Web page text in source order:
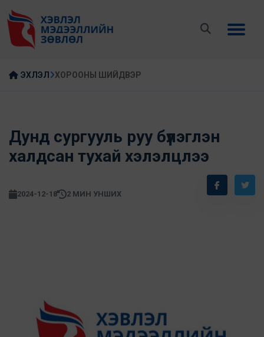
ЭХЛЭЛ ХОРООНЫ ШИЙДВЭР
Дунд сургууль руу бүлэглэн
халдсан тухай хэлэлцлээ
2024-12-18 2 МИН УНШИХ